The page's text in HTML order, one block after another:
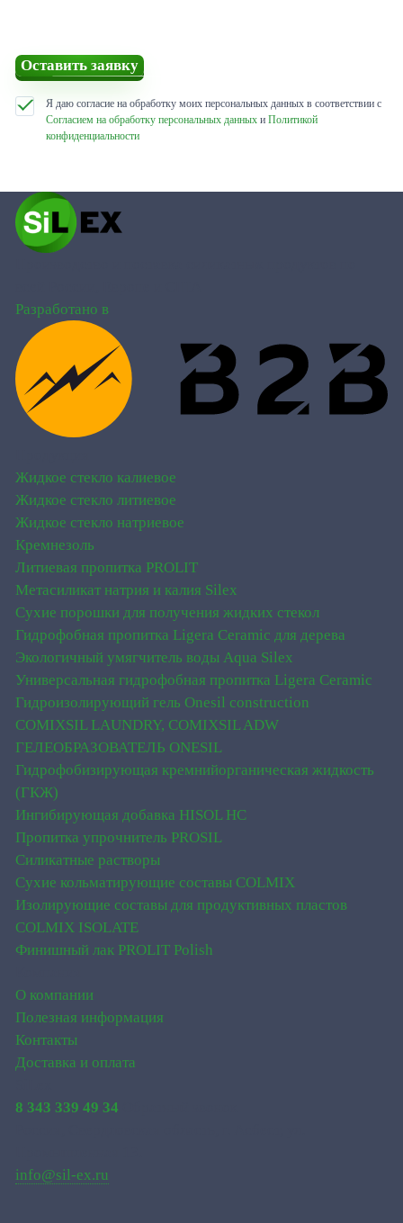
Оставить заявку
Я даю согласие на обработку моих персональных данных в соответствии с
Согласием на обработку персональных данных и Политикой
конфиденциальности
Разработано в
Жидкое стекло калиевое
Жидкое стекло литиевое
Жидкое стекло натриевое
Кремнезоль
Литиевая пропитка PROLIT
Метасиликат натрия и калия Silex
Сухие порошки для получения жидких стекол
Гидрофобная пропитка Ligera Ceramic для дерева
Экологичный умягчитель воды Aqua Silex
Универсальная гидрофобная пропитка Ligera Ceramic
Гидроизолирующий гель Onesil construction
COMIXSIL LAUNDRY, COMIXSIL ADW
ГЕЛЕОБРАЗОВАТЕЛЬ ONESIL
Гидрофобизирующая кремнийорганическая жидкость
(ГКЖ)
Ингибирующая добавка HISOL HC
Пропитка упрочнитель PROSIL
Силикатные растворы
Сухие кольматирующие составы COLMIX
Изолирующие составы для продуктивных пластов
CОLMIX ISOLATE
Финишный лак PROLIT Polish
О компании
Полезная информация
Контакты
Доставка и оплата
8 343 339 49 34
info@sil-ex.ru